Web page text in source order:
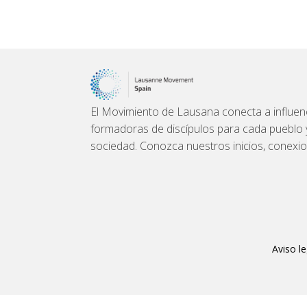
El Movimiento de Lausana conecta a
formadoras de discípulos para cada pueblo
sociedad. Conozca nuestros inicios,
Aviso